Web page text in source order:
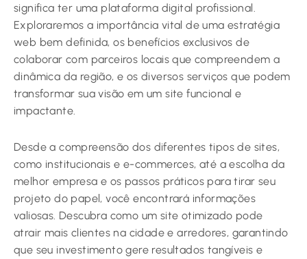
significa ter uma plataforma digital profissional.
Exploraremos a importância vital de uma estratégia
web bem definida, os benefícios exclusivos de
colaborar com parceiros locais que compreendem a
dinâmica da região, e os diversos serviços que podem
transformar sua visão em um site funcional e
impactante.
Desde a compreensão dos diferentes tipos de sites,
como institucionais e e-commerces, até a escolha da
melhor empresa e os passos práticos para tirar seu
projeto do papel, você encontrará informações
valiosas. Descubra como um site otimizado pode
atrair mais clientes na cidade e arredores, garantindo
que seu investimento gere resultados tangíveis e